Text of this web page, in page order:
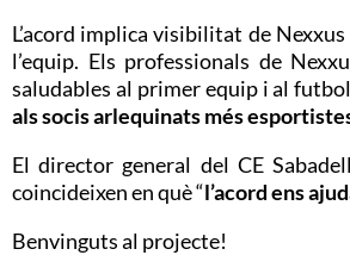
L’acord implica visibilitat de
l’equip. Els professionals de
saludables al primer equip i al
als socis arlequinats més
El director general del CE
coincideixen en què “l’acord ens
Benvinguts al projecte!